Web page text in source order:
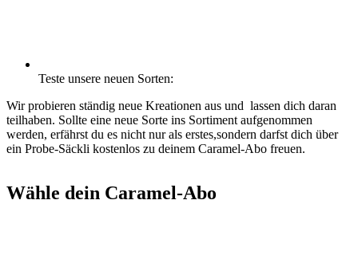
Teste unsere neuen Sorten:
Wir probieren ständig neue Kreationen aus und lassen dich daran
teilhaben. Sollte eine neue Sorte ins Sortiment aufgenommen
werden, erfährst du es nicht nur als erstes,sondern darfst dich über
ein Probe-Säckli kostenlos zu deinem Caramel-Abo freuen.
Wähle dein Caramel-Abo